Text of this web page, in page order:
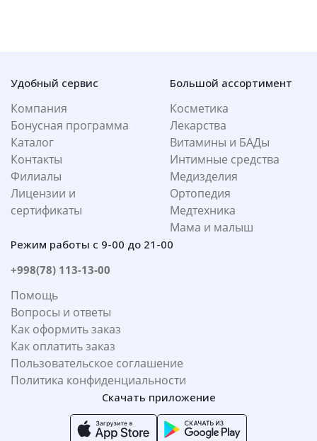
Удобный сервис
Компания
Бонусная программа
Каталог
Контакты
Филиалы
Лицензии и
сертификаты
Большой ассортимент
Косметика
Лекарства
Витамины и БАДы
Интимные средства
Медизделия
Ортопедия
Медтехника
Мама и малыш
Режим работы с 9-00 до 21-00
+998(78) 113-13-00
Помощь
Вопросы и ответы
Как оформить заказ
Как оплатить заказ
Пользовательское соглашение
Политика конфиденциальности
Скачать приложение